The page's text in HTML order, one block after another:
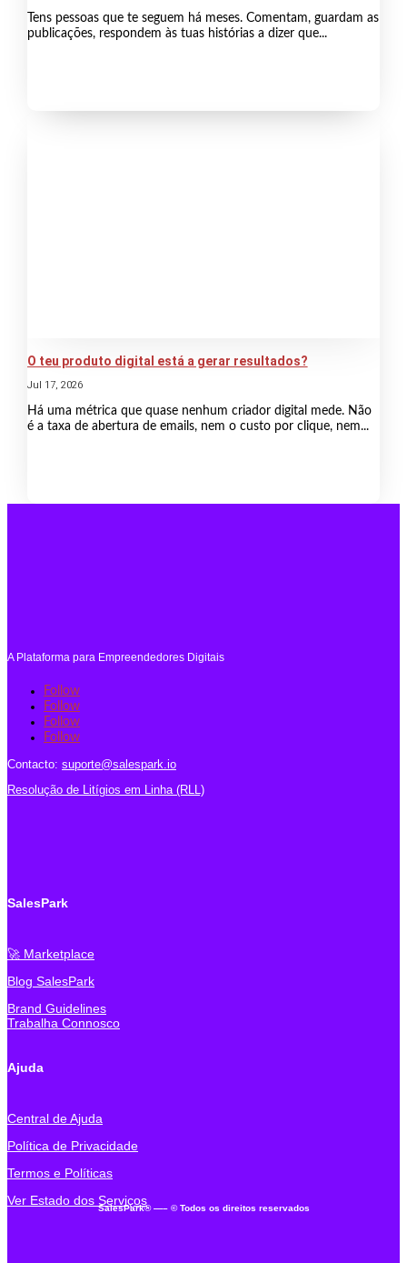
Tens pessoas que te seguem há meses. Comentam, guardam as
publicações, respondem às tuas histórias a dizer que...
O teu produto digital está a gerar resultados?
Jul 17, 2026
Há uma métrica que quase nenhum criador digital mede. Não
é a taxa de abertura de emails, nem o custo por clique, nem...
A Plataforma para Empreendedores Digitais
Follow
Follow
Follow
Follow
Contacto: suporte@salespark.io
Resolução de Litígios em Linha (RLL)
SalesPark
🚀 Marketplace
Blog SalesPark
Brand Guidelines
Trabalha Connosco
Ajuda
Central de Ajuda
Política de Privacidade
Termos e Políticas
Ver Estado dos Serviços
SalesPark® —– © Todos os direitos reservados